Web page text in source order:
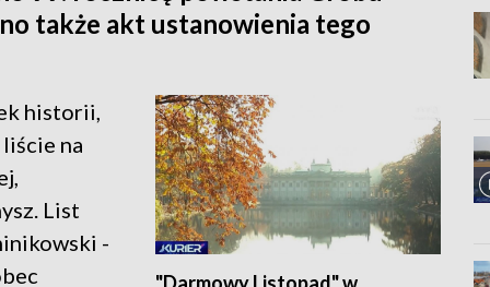
także akt ustanowienia tego
historii,
na
List
-